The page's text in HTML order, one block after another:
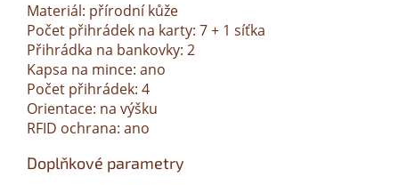
Materiál: přírodní kůže
Počet přihrádek na karty: 7 + 1 síťka
Přihrádka na bankovky: 2
Kapsa na mince: ano
Počet přihrádek: 4
Orientace: na výšku
RFID ochrana: ano
Doplňkové parametry